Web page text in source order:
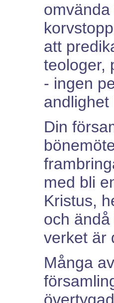
att
teologer,
- ingen
andlighet
Din
med bli
Kristus,
och
verket är
Många